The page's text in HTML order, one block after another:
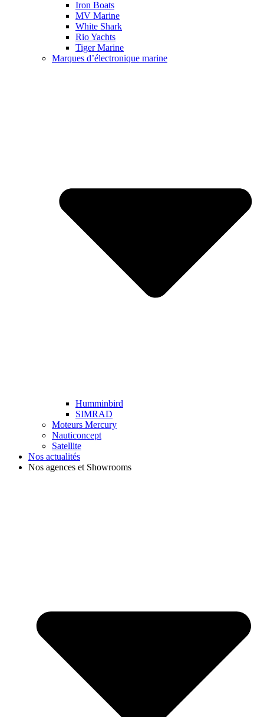
Iron Boats
MV Marine
White Shark
Rio Yachts
Tiger Marine
Marques d’électronique marine
Humminbird
SIMRAD
Moteurs Mercury
Nauticoncept
Satellite
Nos actualités
Nos agences et Showrooms